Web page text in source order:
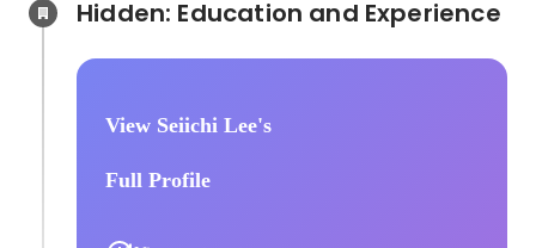
View Seiichi Lee's
Full Profile